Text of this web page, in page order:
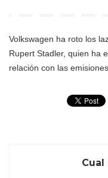
Volkswagen ha roto los
Rupert Stadler, quien ha
relación con las
Cual